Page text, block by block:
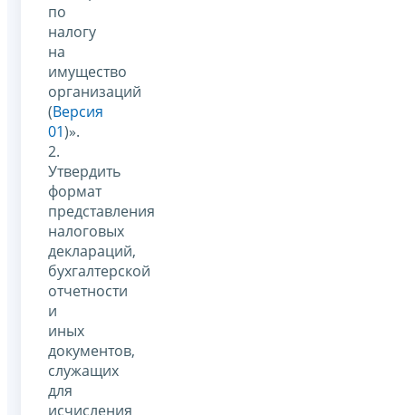
по
налогу
на
имущество
организаций
(Версия
01)».
2.
Утвердить
формат
представления
налоговых
деклараций,
бухгалтерской
отчетности
и
иных
документов,
служащих
для
исчисления